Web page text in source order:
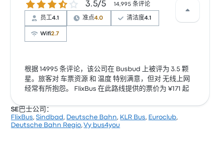
3.5 / 5 星 3.5/5 14,995 条评论
员工4.1 准点4.0 清洁度4.1
Wifi2.7
根据 14995 条评论，该公司在 Busbud 上被评为 3.5 颗
星。旅客对 车票资源 和 温度 特别满意，但对 无线上网
经常有所抱怨。 FlixBus 在此路线提供的票价为 ¥171 起
SE巴士公司：
FlixBus,Sindbad , Deutsche Bahn, KLR Bus, Euroclub,
Deutsche Bahn Regio,Vy bus4you